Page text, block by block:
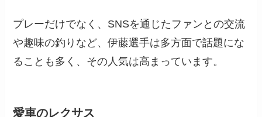
プレーだけでなく、SNSを通じたファンとの交流
や趣味の釣りなど、伊藤選手は多方面で話題にな
ることも多く、その人気は高まっています。
愛車のレクサス